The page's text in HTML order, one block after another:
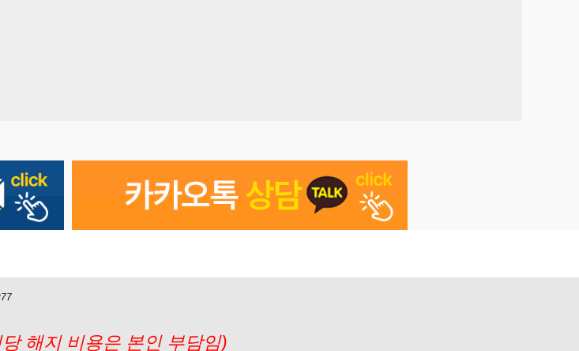
해지 비용은 본인 부담임)